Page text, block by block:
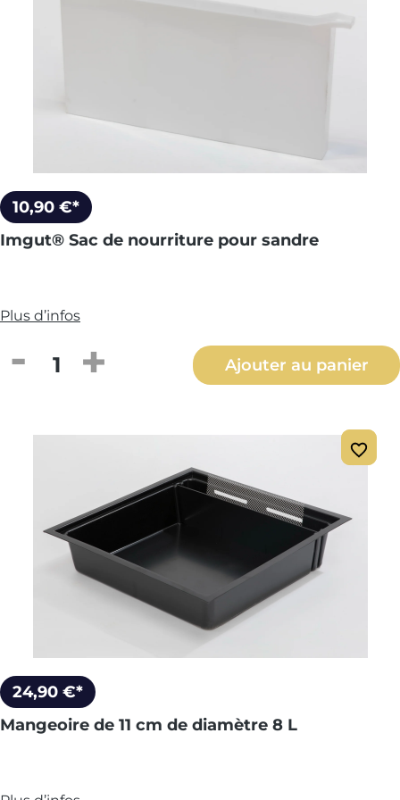
10,90 €*
Imgut® Sac de nourriture pour sandre
Plus d’infos
Quantité de produit : Entrez la
Ajouter au panier
24,90 €*
Mangeoire de 11 cm de diamètre 8 L